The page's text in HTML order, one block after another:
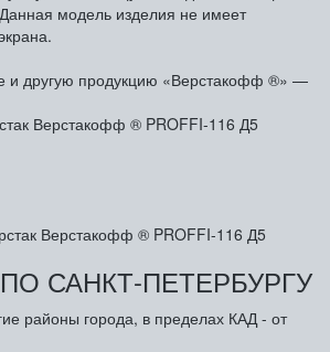
модель изделия не имеет
и другую продукцию «Верстакофф ®» —
Верстакофф ® PROFFI-116 Д5
Верстакофф ® PROFFI-116 Д5
САНКТ-ПЕТЕРБУРГУ
районы города, в пределах КАД - от